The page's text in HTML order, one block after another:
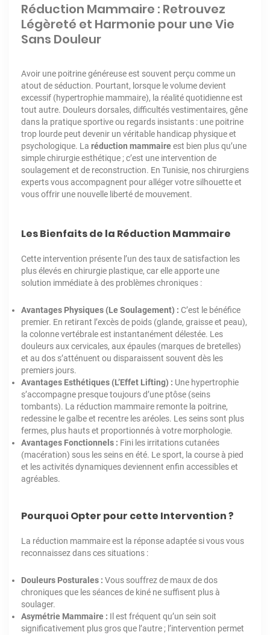
Réduction Mammaire : Retrouvez
Légèreté et Harmonie pour une Vie
Sans Douleur
Avoir une poitrine généreuse est souvent perçu comme un
atout de séduction. Pourtant, lorsque le volume devient
excessif (hypertrophie mammaire), la réalité quotidienne est
tout autre. Douleurs dorsales, difficultés vestimentaires, gêne
dans la pratique sportive ou regards insistants : une poitrine
trop lourde peut devenir un véritable handicap physique et
psychologique. La réduction mammaireest bien plus qu’une
simple chirurgie esthétique ; c’est une intervention de
soulagement et de reconstruction. En Tunisie, nos chirurgiens
experts vous accompagnent pour alléger votre silhouette et
vous offrir une nouvelle liberté de mouvement.
Les Bienfaits de la Réduction Mammaire
Cette intervention présente l’un des taux de satisfaction les
plus élevés en chirurgie plastique, car elle apporte une
solution immédiate à des problèmes chroniques :
Avantages Physiques (Le Soulagement) : C’est le bénéfice
premier. En retirant l’excès de poids (glande, graisse et peau),
la colonne vertébrale est instantanément délestée. Les
douleurs aux cervicales, aux épaules (marques de bretelles)
et au dos s’atténuent ou disparaissent souvent dès les
premiers jours.
Avantages Esthétiques (L’Effet Lifting) : Une hypertrophie
s’accompagne presque toujours d’une ptôse (seins
tombants). La réduction mammaire remonte la poitrine,
redessine le galbe et recentre les aréoles. Les seins sont plus
fermes, plus hauts et proportionnés à votre morphologie.
Avantages Fonctionnels : Fini les irritations cutanées
(macération) sous les seins en été. Le sport, la course à pied
et les activités dynamiques deviennent enfin accessibles et
agréables.
Pourquoi Opter pour cette Intervention ?
La réduction mammaire est la réponse adaptée si vous vous
reconnaissez dans ces situations :
Douleurs Posturales : Vous souffrez de maux de dos
chroniques que les séances de kiné ne suffisent plus à
soulager.
Asymétrie Mammaire : Il est fréquent qu’un sein soit
significativement plus gros que l’autre ; l’intervention permet